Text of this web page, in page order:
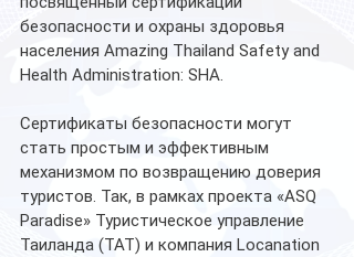
безопасности и охраны здоровья
населения Amazing Thailand Safety and
Health Administration: SHA.
Сертификаты безопасности могут
стать простым и эффективным
механизмом по возвращению доверия
туристов. Так, в рамках проекта «ASQ
Paradise» Туристическое управление
Таиланда (TAT) и компания Locanation